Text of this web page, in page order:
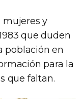
mujeres y
que duden
población en
para la
que faltan.